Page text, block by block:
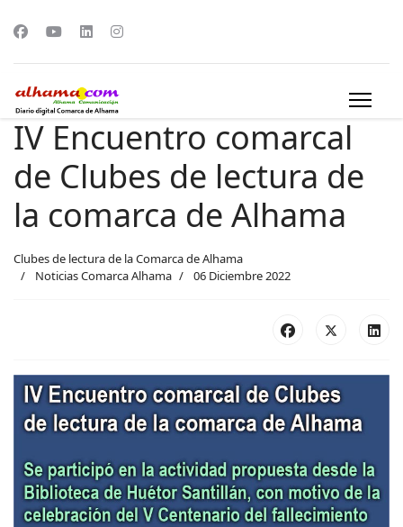
IV Encuentro comarcal
de Clubes de lectura de
la comarca de Alhama
Clubes de lectura de la Comarca de Alhama
Noticias Comarca Alhama
06 Diciembre 2022